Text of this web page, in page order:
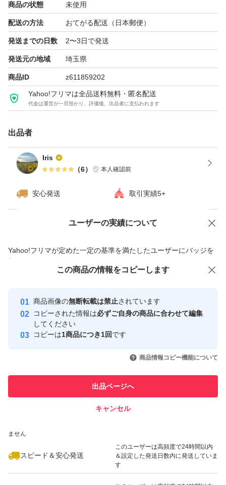
自宅保管になりますので神経質な方はご遠慮下さい。
未開封ですが、保管品のため外側の傷などご了承くださ
い。
簡易包装での発送になります。
ELIXIR
試供品
テスター
持ち運び
エイジングケア
商品の状態 未使用
配送の方法 おてがる配送（日本郵便）
発送までの日数 2〜3日で発送
発送元の地域 埼玉県
商品ID z611859202
Yahoo!フリマは全品送料無料・匿名配送
代金は運営が一旦預かり、評価後、出品者に支払われます
出品者
Iris
（6） 本人確認前
安心発送 取引実績5+
ユーザーの実績について
Yahoo!フリマが定めた一定の基準を満たしたユーザーにバッジを
付与しています
安心取引出品者
心・安全なユーザーです
取引実績
引を完了させた実績があります
での取引実績があります
ません
スピード＆安心発送
このユーザーは高頻度で24時間以内
＆設定した発送日数内に発送していま
す
価格の相談 商品への質問
この商品の情報をコピーします
商品画像の無断転載は禁止されています
コピーされた情報は必ずご自身の商品に合わせて編集
してください
コピーは1商品につき1回です
商品情報コピー機能について
出品ページへ
キャンセル
この商品をみている人にオススメ